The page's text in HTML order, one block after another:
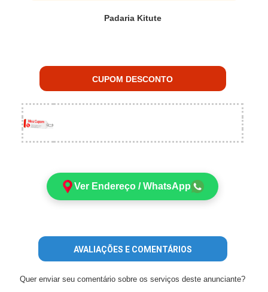
Padaria Kitute
CUPOM DESCONTO
Ver Endereço / WhatsApp
AVALIAÇÕES E COMENTÁRIOS
Quer enviar seu comentário sobre os serviços deste anunciante?